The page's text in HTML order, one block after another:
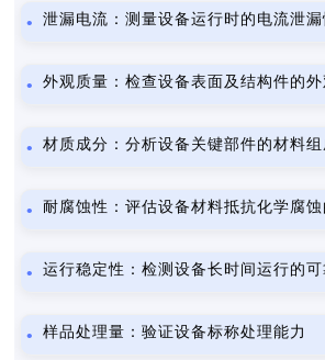
泄漏电流：测量设备运行时的电流泄漏
外观质量：检查设备表面及结构件的
材质成分：分析设备关键部件的材料组
耐腐蚀性：评估设备材料抵抗化学腐蚀
运行稳定性：检测设备长时间运行的可
样品处理量：验证设备标称处理能力